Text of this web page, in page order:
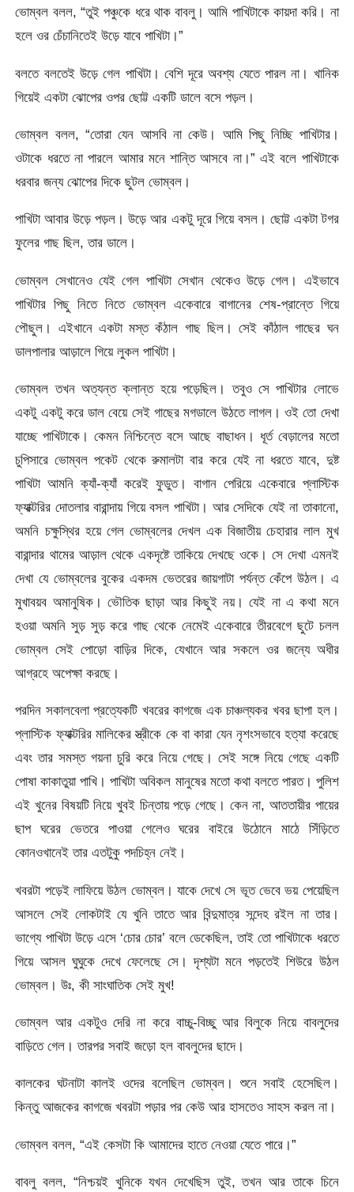
ভোম্বল বলল, “তুই পঞ্চুকে ধরে থাক বাবলু। আমি পাখিটাকে কায়দা করি। না
হলে ওর চেঁচানিতেই উড়ে যাবে পাখিটা।”
বলতে বলতেই উড়ে গেল পাখিটা। বেশি দূরে অবশ্য যেতে পারল না। খানিক
গিয়েই একটা ঝোপের ওপর ছোট্ট একটি ডালে বসে পড়ল।
ভোম্বল বলল, “তোরা যেন আসবি না কেউ। আমি পিছু নিচ্ছি পাখিটার।
ওটাকে ধরতে না পারলে আমার মনে শান্তি আসবে না।” এই বলে পাখিটাকে
ধরবার জন্য ঝোপের দিকে ছুটল ভোম্বল।
পাখিটা আবার উড়ে পড়ল। উড়ে আর একটু দূরে গিয়ে বসল। ছোট্ট একটা টগর
ফুলের গাছ ছিল, তার ডালে।
ভোম্বল সেখানেও যেই গেল পাখিটা সেখান থেকেও উড়ে গেল। এইভাবে
পাখিটার পিছু নিতে নিতে ভোম্বল একেবারে বাগানের শেষ-প্রান্তে গিয়ে
পৌছুল। এইখানে একটা মস্ত কঁঠাল গাছ ছিল। সেই কাঁঠাল গাছের ঘন
ডালপালার আড়ালে গিয়ে লুকল পাখিটা।
ভোম্বল তখন অত্যন্ত ক্লান্ত হয়ে পড়েছিল। তবুও সে পাখিটার লোভে
একটু একটু করে ডাল বেয়ে সেই গাছের মগডালে উঠতে লাগল। ওই তো দেখা
যাচ্ছে পাখিটাকে। কেমন নিশ্চিন্তে বসে আছে বাছাধন। ধূর্ত বেড়ালের মতো
চুপিসারে ভোম্বল পকেট থেকে রুমালটা বার করে যেই না ধরতে যাবে, দুষ্ট
পাখিটা আমনি ক্যাঁ-ক্যাঁ করেই ফুডুত। বাগান পেরিয়ে একেবারে প্লাস্টিক
ফ্যাক্টরির দোতলার বারান্দায় গিয়ে বসল পাখিটা। আর সেদিকে যেই না তাকানো,
অমনি চক্ষুস্থির হয়ে গেল ভোম্বলের দেখল এক বিজাতীয় চেহারার লাল মুখ
বারান্দার থামের আড়াল থেকে একদৃষ্টে তাকিয়ে দেখছে ওকে। সে দেখা এমনই
দেখা যে ভোম্বলের বুকের একদম ভেতরের জায়গাটা পর্যন্ত কেঁপে উঠল। এ
মুখাবয়ব অমানুষিক। ভৌতিক ছাড়া আর কিছুই নয়। যেই না এ কথা মনে
হওয়া অমনি সুড় সুড় করে গাছ থেকে নেমেই একেবারে তীরবেগে ছুটে চলল
ভোম্বল সেই পোড়ো বাড়ির দিকে, যেখানে আর সকলে ওর জন্যে অধীর
আগ্রহে অপেক্ষা করছে।
পরদিন সকালবেলা প্রত্যেকটি খবরের কাগজে এক চাঞ্চল্যকর খবর ছাপা হল।
প্লাস্টিক ফ্যাক্টরির মালিকের স্ত্রীকে কে বা কারা যেন নৃশংসভাবে হত্যা করেছে
এবং তার সমস্ত গয়না চুরি করে নিয়ে গেছে। সেই সঙ্গে নিয়ে গেছে একটি
পোষা কাকাতুয়া পাখি। পাখিটা অবিকল মানুষের মতো কথা বলতে পারত। পুলিশ
এই খুনের বিষয়টি নিয়ে খুবই চিন্তায় পড়ে গেছে। কেন না, আততায়ীর পায়ের
ছাপ ঘরের ভেতরে পাওয়া গেলেও ঘরের বাইরে উঠোনে মাঠে সিঁড়িতে
কোনওখানেই তার এতটুকু পদচিহ্ন নেই।
খবরটা পড়েই লাফিয়ে উঠল ভোম্বল। যাকে দেখে সে ভূত ভেবে ভয় পেয়েছিল
আসলে সেই লোকটাই যে খুনি তাতে আর বিন্দুমাত্র সন্দেহ রইল না তার।
ভাগ্যে পাখিটা উড়ে এসে ‘চোর চোর’ বলে ডেকেছিল, তাই তো পাখিটাকে ধরতে
গিয়ে আসল ঘুঘুকে দেখে ফেলেছে সে। দৃশ্যটা মনে পড়তেই শিউরে উঠল
ভোম্বল। উঃ, কী সাংঘাতিক সেই মুখ!
ভোম্বল আর একটুও দেরি না করে বাচ্চু-বিচ্ছু আর বিলুকে নিয়ে বাবলুদের
বাড়িতে গেল। তারপর সবাই জড়ো হল বাবলুদের ছাদে।
কালকের ঘটনাটা কালই ওদের বলেছিল ভোম্বল। শুনে সবাই হেসেছিল।
কিন্তু আজকের কাগজে খবরটা পড়ার পর কেউ আর হাসতেও সাহস করল না।
ভোম্বল বলল, “এই কেসটা কি আমাদের হাতে নেওয়া যেতে পারে।”
বাবলু বলল, “নিশ্চয়ই খুনিকে যখন দেখেছিস তুই, তখন আর তাকে চিনে